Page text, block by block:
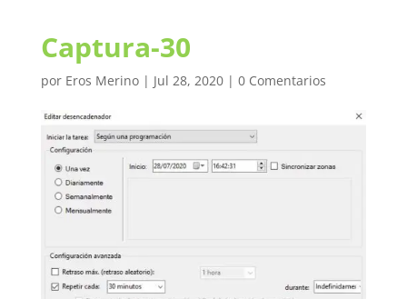
Captura-30
por Eros Merino| Jul 28, 2020| 0 Comentarios